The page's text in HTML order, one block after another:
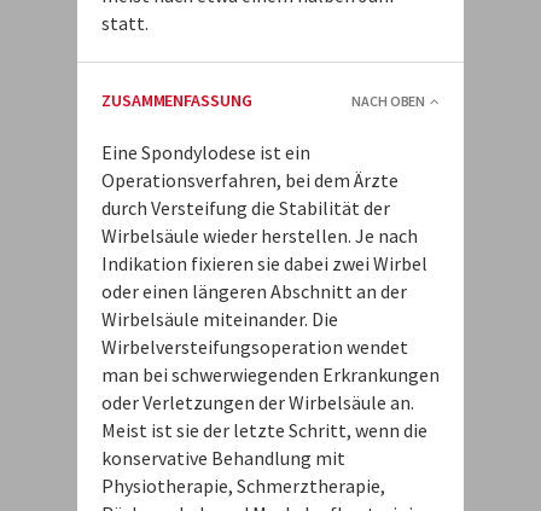
statt.
ZUSAMMENFASSUNG NACH OBEN
Eine Spondylodese ist ein
Operationsverfahren, bei dem Ärzte
durch Versteifung die Stabilität der
Wirbelsäule wieder herstellen. Je nach
Indikation fixieren sie dabei zwei Wirbel
oder einen längeren Abschnitt an der
Wirbelsäule miteinander. Die
Wirbelversteifungsoperation wendet
man bei schwerwiegenden Erkrankungen
oder Verletzungen der Wirbelsäule an.
Meist ist sie der letzte Schritt, wenn die
konservative Behandlung mit
Physiotherapie, Schmerztherapie,